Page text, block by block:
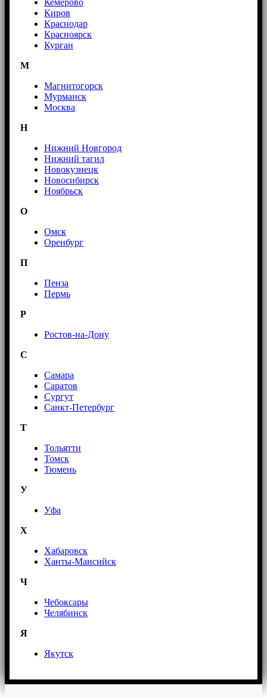
Киров
Краснодар
Красноярск
Курган
М
Магнитогорск
Мурманск
Москва
Н
Нижний Новгород
Нижний тагил
Новокузнецк
Новосибирск
Ноябрьск
О
Омск
Оренбург
П
Пенза
Пермь
Р
Ростов-на-Дону
С
Самара
Саратов
Сургут
Санкт-Петербург
Т
Тольятти
Томск
Тюмень
У
Уфа
Х
Хабаровск
Ханты-Мансийск
Ч
Чебоксары
Челябинск
Я
Якутск